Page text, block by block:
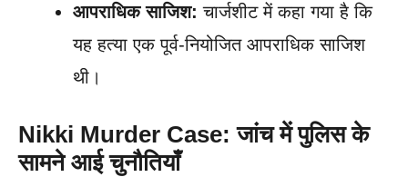
आपराधिक साजिश: चार्जशीट में कहा गया है कि
यह हत्या एक पूर्व-नियोजित आपराधिक साजिश
थी।
Nikki Murder Case: जांच में पुलिस के
सामने आई चुनौतियाँ